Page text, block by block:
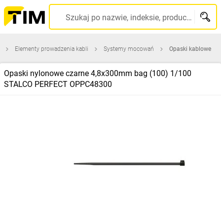
Szukaj po nazwie, indeksie, producencie, kodzie kreskowym...
Elementy prowadzenia kabli Systemy mocowań Opaski kablowe
Opaski nylonowe czarne 4,8x300mm bag (100) 1/100
STALCO PERFECT OPPC48300